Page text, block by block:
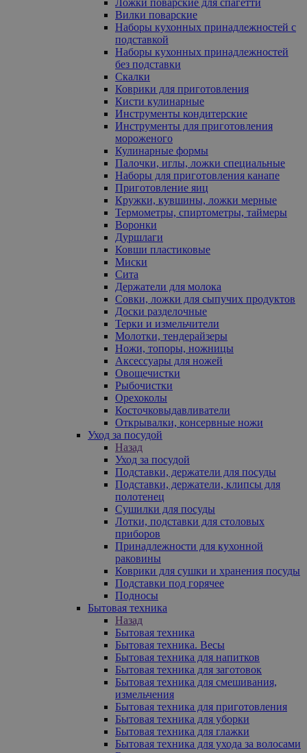
Вилки поварские
Наборы кухонных принадлежностей с
подставкой
Наборы кухонных принадлежностей
без подставки
Скалки
Коврики для приготовления
Кисти кулинарные
Инструменты кондитерские
Инструменты для приготовления
мороженого
Кулинарные формы
Палочки, иглы, ложки специальные
Наборы для приготовления канапе
Приготовление яиц
Кружки, кувшины, ложки мерные
Термометры, спиртометры, таймеры
Воронки
Дуршлаги
Ковши пластиковые
Миски
Сита
Держатели для молока
Совки, ложки для сыпучих продуктов
Доски разделочные
Терки и измельчители
Молотки, тендерайзеры
Ножи, топоры, ножницы
Аксессуары для ножей
Овощечистки
Рыбочистки
Орехоколы
Косточковыдавливатели
Открывалки, консервные ножи
Уход за посудой
Назад
Уход за посудой
Подставки, держатели для посуды
Подставки, держатели, клипсы для
полотенец
Сушилки для посуды
Лотки, подставки для столовых
приборов
Принадлежности для кухонной
раковины
Коврики для сушки и хранения посуды
Подставки под горячее
Подносы
Бытовая техника
Назад
Бытовая техника
Бытовая техника. Весы
Бытовая техника для напитков
Бытовая техника для заготовок
Бытовая техника для смешивания,
измельчения
Бытовая техника для приготовления
Бытовая техника для уборки
Бытовая техника для глажки
Бытовая техника для ухода за волосами